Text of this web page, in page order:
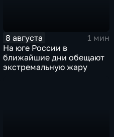
8 августа
1 мин
На юге России в
ближайшие дни обещают
экстремальную жару